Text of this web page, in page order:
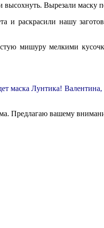
высохнуть. Вырезали маску
раскрасили нашу
мишуру мелкими
Лунтика!
Предлагаю вашему